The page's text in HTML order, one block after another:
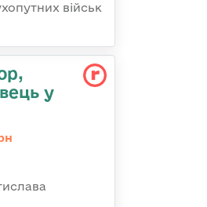
військ
у